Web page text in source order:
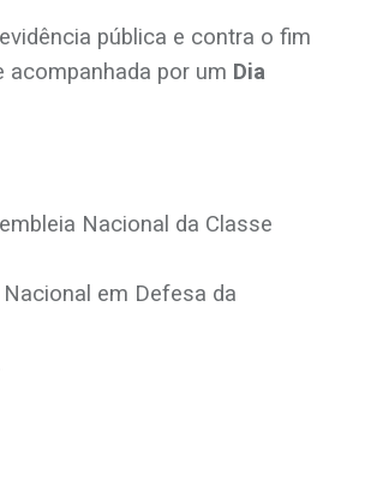
pública e contra o fim
acompanhada por um Dia
Nacional da Classe
em Defesa da